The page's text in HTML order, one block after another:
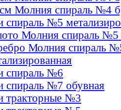
Молния спираль №4
спираль №5
Молния спираль №5
Молния спираль
спираль №6
спираль №7 обувная
тракторные №3